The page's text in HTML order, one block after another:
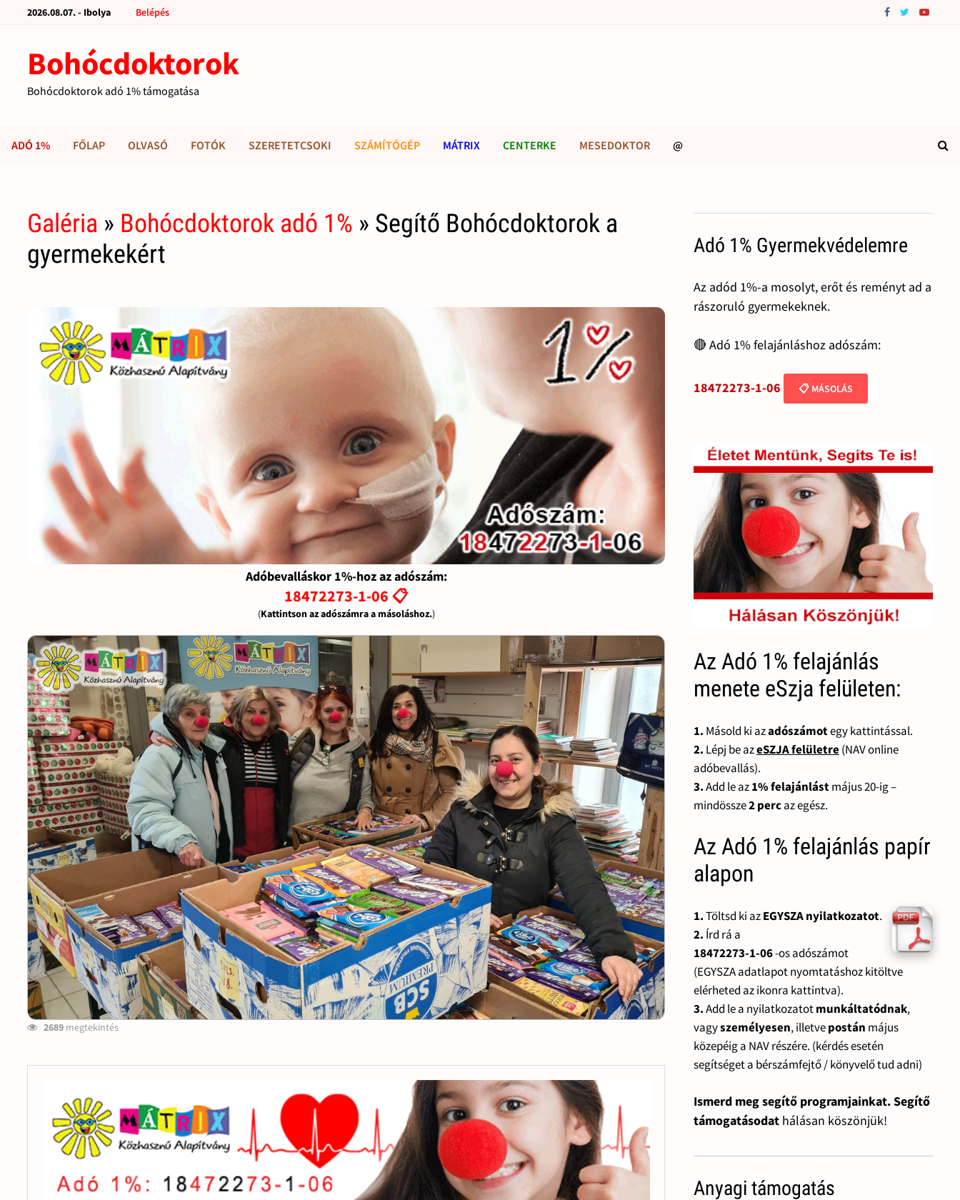
2026.08.07. - Ibolya Belépés
Bohócdoktorok
Bohócdoktorok adó 1% támogatása
ADÓ 1% FŐLAP OLVASÓ FOTÓK SZERETETCSOKI SZÁMÍTÓGÉP MÁTRIX CENTERKE MESEDOKTOR @
Galéria » Bohócdoktorok adó 1% » Segítő Bohócdoktorok a
gyermekekért
Adóbevalláskor 1%-hoz az adószám:
18472273-1-06 📋
(Kattintson az adószámra a másoláshoz.)
2689 megtekintés
Adó 1% Gyermekvédelemre
Az adód 1%-a mosolyt, erőt és reményt ad a
rászoruló gyermekeknek.
🔴 Adó 1% felajánláshoz adószám:
18472273-1-06 📋 MÁSOLÁS
Az Adó 1% felajánlás
menete eSzja felületen:
1. Másold ki azadószámotegy kattintással.
2. Lépj be azeSZJA felületre(NAV online
adóbevallás).
3.Add le az1% felajánlástmájus 20-ig –
mindössze2 percaz egész.
Az Adó 1% felajánlás papír
alapon
1.Töltsd ki azEGYSZA nyilatkozatot.
2. Írd rá a
18472273-1-06-os adószámot
(EGYSZA adatlapot nyomtatáshoz kitöltve
elérheted az ikonra kattintva).
3.Add le a nyilatkozatotmunkáltatódnak,
vagyszemélyesen, illetvepostán május
közepéig a NAV részére. (kérdés esetén
segítséget a bérszámfejtő / könyvelő tud adni)
Ismerd meg segítő programjainkat. Segítő
támogatásodat hálásan köszönjük!
Anyagi támogatás